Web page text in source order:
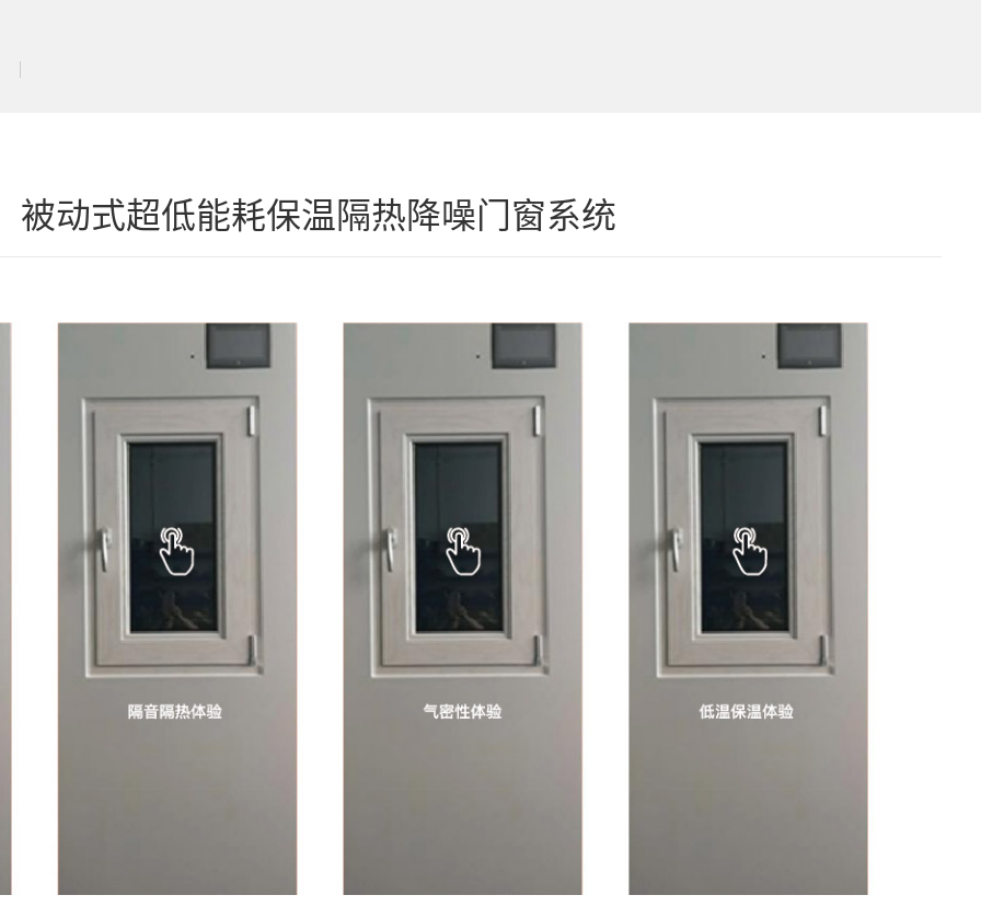
被动式超低能耗保温隔热降噪门窗系统